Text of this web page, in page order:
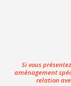
Si vous
aménagement
relation